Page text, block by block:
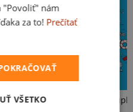
Slovenské
"Povoliť" nám
za to! Prečítať
VŠETKO